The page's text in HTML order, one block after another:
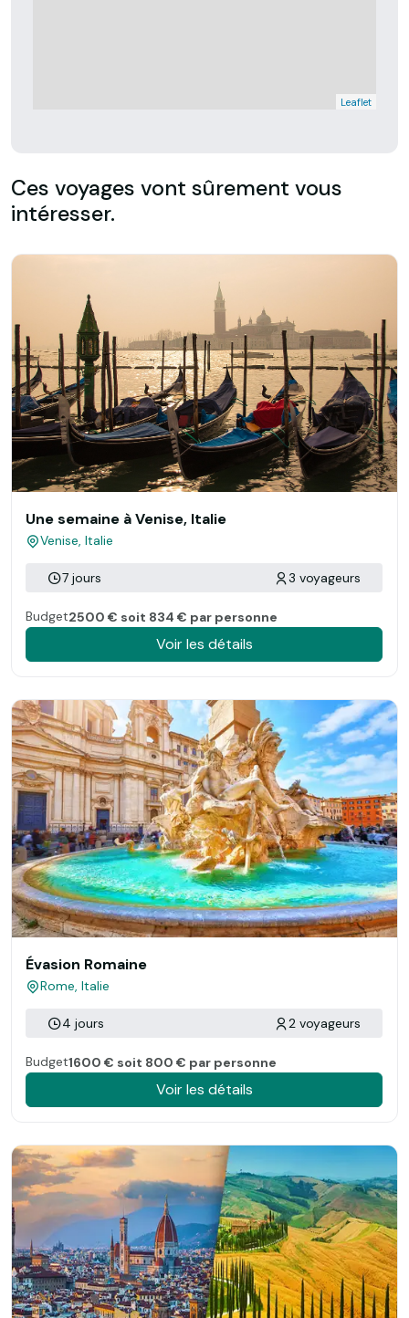
Leaflet
Ces voyages vont sûrement vous
intéresser.
Une semaine à Venise, Italie
Venise, Italie
7 jours 3 voyageurs
Budget2500 € soit 834 € par personne
Voir les détails
Évasion Romaine
Rome, Italie
4 jours 2 voyageurs
Budget1600 € soit 800 € par personne
Voir les détails